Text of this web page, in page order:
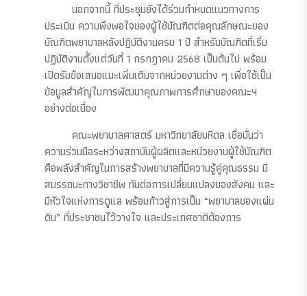
นอกจากนี้ ที่ประชุมยังได้ร่วมกำหนดแนวทางการ
ประเมิน ความพึงพอใจของผู้ใช้บัณฑิตต่อคุณลักษณะของ
บัณฑิตพยาบาลหลังปฏิบัติงานครบ 1 ปี สำหรับบัณฑิตที่เริ่ม
ปฏิบัติงานตั้งแต่วันที่ 1 กรกฎาคม 2568 เป็นต้นไป พร้อม
เปิดรับข้อเสนอแนะเพิ่มเติมจากหน่วยงานต่าง ๆ เพื่อใช้เป็น
ข้อมูลสำคัญในการพัฒนาคุณภาพการศึกษาของคณะฯ
อย่างต่อเนื่อง
คณะพยาบาลศาสตร์ มหาวิทยาลัยมหิดล เชื่อมั่นว่า
ความร่วมมือระหว่างสถาบันผู้ผลิตและหน่วยงานผู้ใช้บัณฑิต
คือพลังสำคัญในการสร้างพยาบาลที่มีความรู้คู่คุณธรรม มี
สมรรถนะทางวิชาชีพ ทันต่อการเปลี่ยนแปลงของสังคม และ
มีหัวใจแห่งการดูแล พร้อมก้าวสู่การเป็น “พยาบาลของแผ่น
ดิน” ที่ประชาชนไว้วางใจ และประเทศชาติต้องการ